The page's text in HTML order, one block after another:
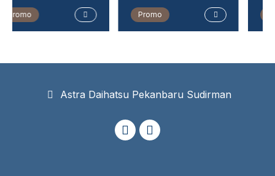
Promo Promo
Astra Daihatsu Pekanbaru Sudirman